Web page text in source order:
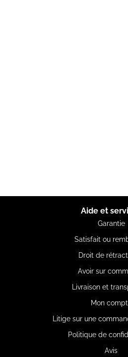
Aide et
Garantie
Satisfait ou
Droit de
Avoir sur
Livraison et
Mon
Litige sur une
Politique de
Avis